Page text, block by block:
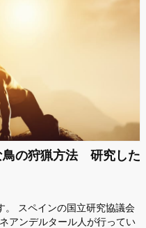
鳥の狩猟方法 研究した
。 スペインの国立研究協議会
アンデルタール人が行ってい